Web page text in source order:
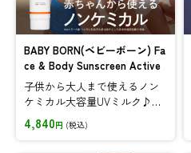
BABY BORN(ベビーボーン) Fa
ce & Body Sunscreen Active
子供から大人まで使えるノン
ケミカル大容量UVミルク♪SP
F50+/PA++++なのにノン
ケミカルで肌への負担を軽
4,840円 (税込)